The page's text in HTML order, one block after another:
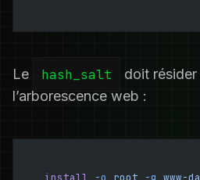
Le hash_salt
doit
l’arborescence web :
install -o root -g www-